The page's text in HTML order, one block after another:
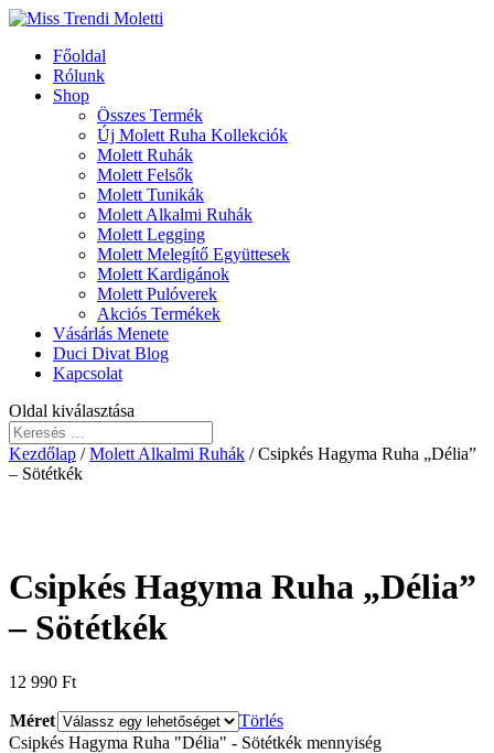
Főoldal
Rólunk
Shop
Összes Termék
Új Molett Ruha Kollekciók
Molett Ruhák
Molett Felsők
Molett Tunikák
Molett Alkalmi Ruhák
Molett Legging
Molett Melegítő Együttesek
Molett Kardigánok
Molett Pulóverek
Akciós Termékek
Vásárlás Menete
Duci Divat Blog
Kapcsolat
Oldal kiválasztása
Kezdőlap /Molett Alkalmi Ruhák / Csipkés Hagyma Ruha „Délia”
– Sötétkék
Csipkés Hagyma Ruha „Délia”
– Sötétkék
12 990 Ft
Méret
Törlés
Csipkés Hagyma Ruha "Délia" - Sötétkék mennyiség